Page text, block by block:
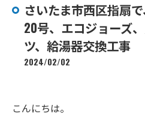
さいたま市西区指扇で
20号、エコジョーズ
ツ、給湯器交換工事
2024/02/02
こんにちは。